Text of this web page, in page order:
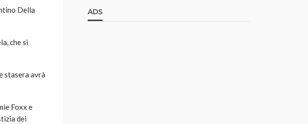
Della
che si
stasera avrà
Foxx e
dei
ADS